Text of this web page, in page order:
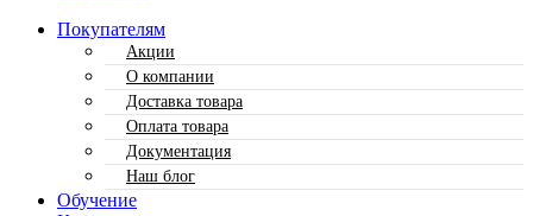
Покупателям
Акции
О компании
Доставка товара
Оплата товара
Документация
Наш блог
Обучение